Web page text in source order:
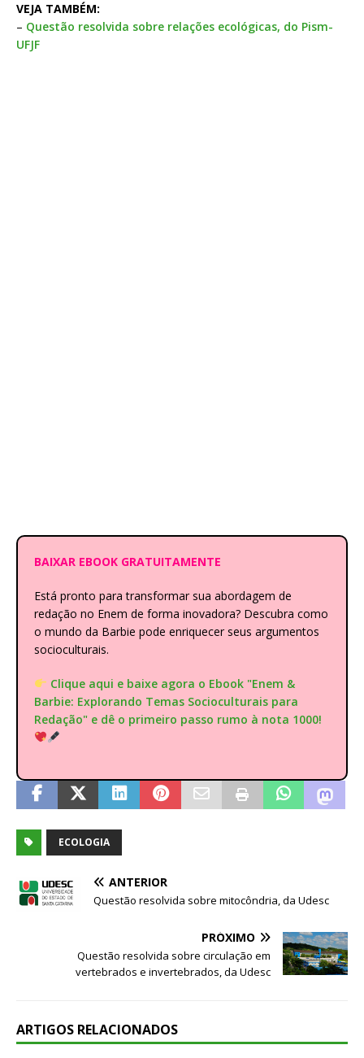
VEJA TAMBÉM:
– Questão resolvida sobre relações ecológicas, do Pism-
UFJF
BAIXAR EBOOK GRATUITAMENTE
Está pronto para transformar sua abordagem de
redação no Enem de forma inovadora? Descubra como
o mundo da Barbie pode enriquecer seus argumentos
socioculturais.
Clique aqui e baixe agora o Ebook "Enem &
Barbie: Explorando Temas Socioculturais para
Redação" e dê o primeiro passo rumo à nota 1000!
ECOLOGIA
ANTERIOR
Questão resolvida sobre mitocôndria, da Udesc
PRÓXIMO
Questão resolvida sobre circulação em
vertebrados e invertebrados, da Udesc
ARTIGOS RELACIONADOS